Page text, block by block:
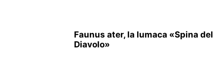
Faunus ater, la lumaca «Spina del
Diavolo»